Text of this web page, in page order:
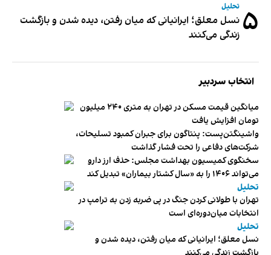
۵ تحلیل
نسل معلق؛ ایرانیانی که میان رفتن، دیده شدن و بازگشت
زندگی می‌کنند
انتخاب سردبیر
میانگین قیمت مسکن در تهران به متری ۲۴۰ میلیون
تومان افزایش یافت
واشینگتن‌پست: پنتاگون برای جبران کمبود تسلیحات،
شرکت‌های دفاعی را تحت فشار گذاشت
سخنگوی کمیسیون بهداشت مجلس: حذف ارز دارو
می‌تواند ۱۴۰۶ را به «سال کشتار بیماران» تبدیل کند
تحلیل
تهران با طولانی کردن جنگ در پی ضربه زدن به ترامپ در
انتخابات میان‌دوره‌ای است
تحلیل
نسل معلق؛ ایرانیانی که میان رفتن، دیده شدن و